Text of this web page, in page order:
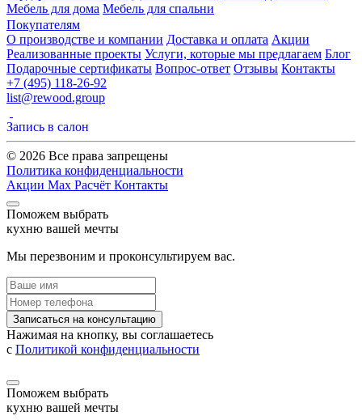
Мебель для дома Мебель для спальни
Покупателям
О производстве и компании Доставка и оплата Акции
Реализованные проекты Услуги, которые мы предлагаем Блог
Подарочные сертификаты Вопрос-ответ Отзывы Контакты
+7 (495) 118-26-92
list@rewood.group
Запись в салон
© 2026 Все права запрещены
Политика конфиденциальности
Акции Max Расчёт Контакты
Поможем выбрать
кухню вашей мечты
Мы перезвоним и проконсультируем вас.
Записаться на консультацию
Нажимая на кнопку, вы соглашаетесь
с Политикой конфиденциальности
Поможем выбрать
кухню вашей мечты